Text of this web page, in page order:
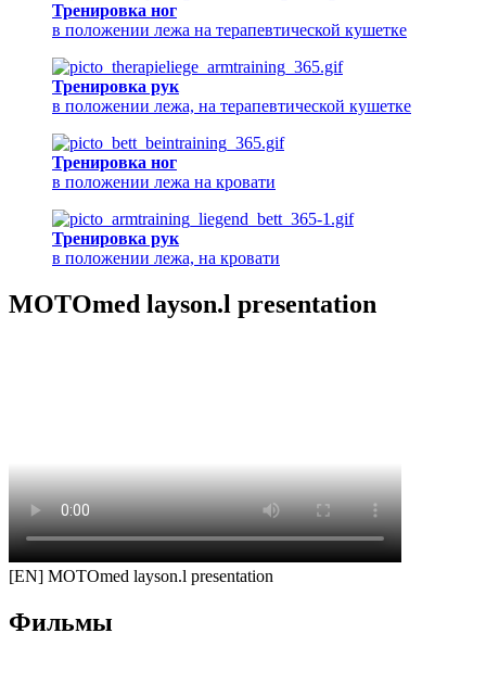
Тренировка ног
в положении лежа на терапевтической кушетке
Тренировка рук
в положении лежа, на терапевтической кушетке
Тренировка ног
в положении лежа на кровати
Тренировка рук
в положении лежа, на кровати
MOTOmed layson.l presentation
[EN] MOTOmed layson.l presentation
Фильмы